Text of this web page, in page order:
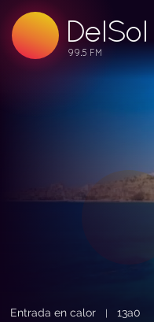
DelSol
99.5 FM
99.5 FM
99.5 FM
Entrada en calor |13a0